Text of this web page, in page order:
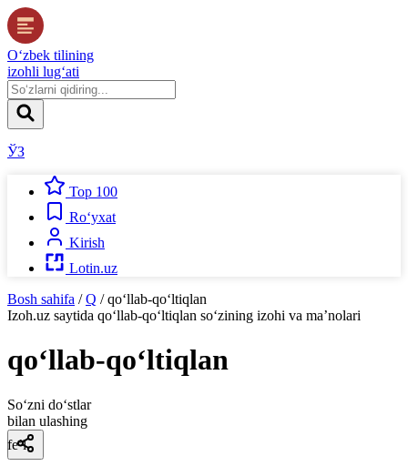
O‘zbek tilining
izohli lug‘ati
ЎЗ
Top 100
Ro‘yxat
Kirish
Lotin.uz
Bosh sahifa / Q / qo‘llab-qo‘ltiqlan
Izoh.uz saytida qo‘llab-qo‘ltiqlan so‘zining izohi va ma’nolari
qo‘llab-qo‘ltiqlan
So‘zni do‘stlar
bilan ulashing
fe’l